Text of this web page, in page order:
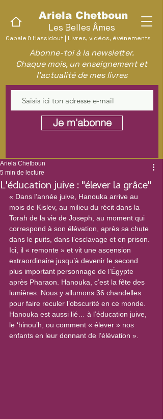
Cabale & Hassidout | Livres, vidéos, événements
Ariela Chetboun
Les Belles Âmes
Abonne-toi à la newsletter.
Chaque mois, un enseignement et
l'actualité de mes livres
Je m'abonne
L'éducation juive : "élever la grâce"
Ariela Chetboun
5 min de lecture
« Dans l’année juive, Hanouka arrive au
mois de Kislev, au milieu du récit dans la
Torah de la vie de Joseph, au moment qui
correspond à son élévation, après sa chute
dans le puits, dans l’esclavage et en prison.
Ici, il « remonte » et vit une ascension
extraordinaire jusqu’à devenir le second
plus important personnage de l’Égypte
après Pharaon. Hanouka, c’est la fête des
lumières. Nous y allumons 36 chandelles
pour faire reculer l’obscurité en ce monde.
Hanouka est aussi lié… à l’éducation juive,
le ‘hinou’h, ou comment « élever » nos
enfants en leur donnant de l’élévation ».